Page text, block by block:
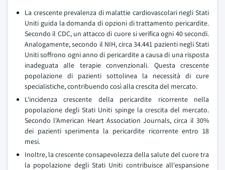
La crescente prevalenza di malattie cardiovascolari negli Stati
Uniti guida la domanda di opzioni di trattamento pericardite.
Secondo il CDC, un attacco di cuore si verifica ogni 40 secondi.
Analogamente, secondo il NIH, circa 34.441 pazienti negli Stati
Uniti soffrono ogni anno di pericardite a causa di una risposta
inadeguata alle terapie convenzionali. Questa crescente
popolazione di pazienti sottolinea la necessità di cure
specialistiche, contribuendo così alla crescita del mercato.
L'incidenza crescente della pericardite ricorrente nella
popolazione degli Stati Uniti spinge la crescita del mercato.
Secondo l'American Heart Association Journals, circa il 30%
dei pazienti sperimenta la pericardite ricorrente entro 18
mesi.
Inoltre, la crescente consapevolezza della salute del cuore tra
la popolazione degli Stati Uniti contribuisce all'espansione